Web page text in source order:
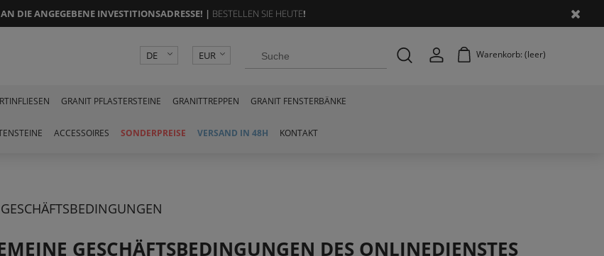
DIE ANGEGEBENE INVESTITIONSADRESSE! | BESTELLEN SIE HEUTE!
DE
EUR Warenkorb: (leer)
GRANIT PFLASTERSTEINE GRANITTREPPEN GRANIT FENSTERBÄNKE
ACCESSOIRES SONDERPREISE VERSAND IN 48H KONTAKT
GESCHÄFTSBEDINGUNGEN DES ONLINEDIENSTES